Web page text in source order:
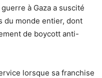
à Gaza a suscité
du monde entier, dont
de boycott anti-
lorsque sa franchise